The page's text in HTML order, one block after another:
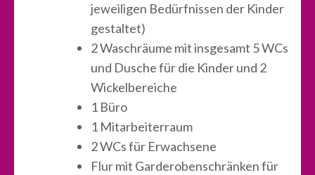
jeweiligen Bedürfnissen der Kinder
gestaltet)
2 Waschräume mit insgesamt 5 WCs
und Dusche für die Kinder und 2
Wickelbereiche
1 Büro
1 Mitarbeiterraum
2 WCs für Erwachsene
Flur mit Garderobenschränken für